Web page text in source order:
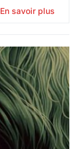
En savoir plus